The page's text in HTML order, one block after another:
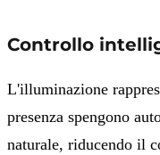
Controllo
L'illuminazione
presenza spengono
naturale, riducendo il